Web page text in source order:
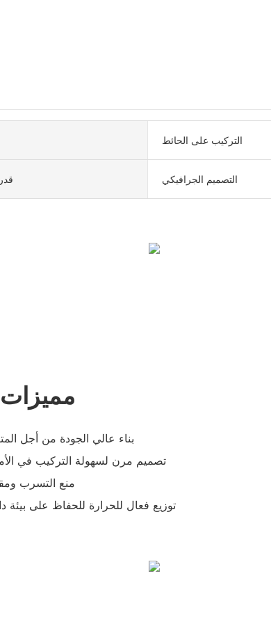
التركيب على الحائط
التصميم الجرافيكي
مميزات
- بناء عالي الجودة من أجل
- تصميم مرن لسهولة التركيب في
- منع التسرب
- توزيع فعال للحرارة للحفاظ على بيئة